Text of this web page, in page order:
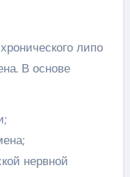
липо
В основе
нервной